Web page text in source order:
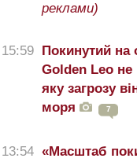
реклами)
15:59
Покинутий на
Golden Leo не
яку загрозу
моря
7
13:54 «Масштаб